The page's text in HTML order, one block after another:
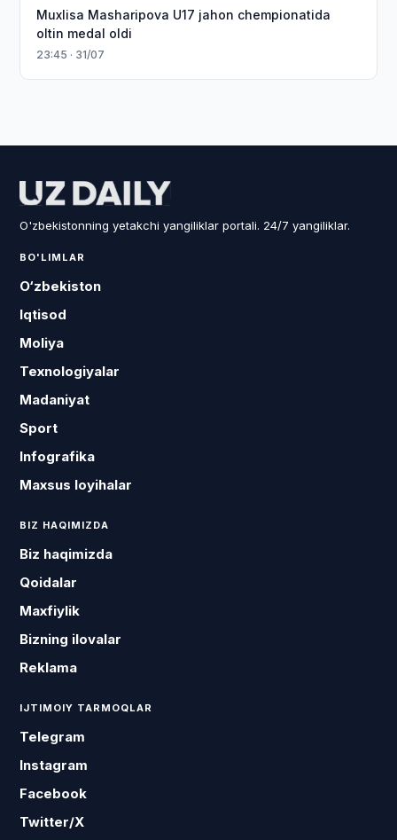
Muxlisa Masharipova U17 jahon chempionatida
oltin medal oldi
23:45 · 31/07
O'zbekistonning yetakchi yangiliklar portali. 24/7 yangiliklar.
BO'LIMLAR
O‘zbekiston
Iqtisod
Moliya
Texnologiyalar
Madaniyat
Sport
Infografika
Maxsus loyihalar
BIZ HAQIMIZDA
Biz haqimizda
Qoidalar
Maxfiylik
Bizning ilovalar
Reklama
IJTIMOIY TARMOQLAR
Telegram
Instagram
Facebook
Twitter/X